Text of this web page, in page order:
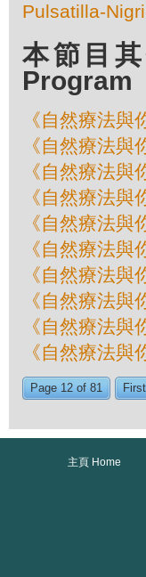
Pulsatilla-
本節目
Program
《自然療法
《自然療法
《自然療法
《自然療法
《自然療法
《自然療法
《自然療法
《自然療法
《自然療法
《自然療法
Page 12 of 81 First
主頁 Home